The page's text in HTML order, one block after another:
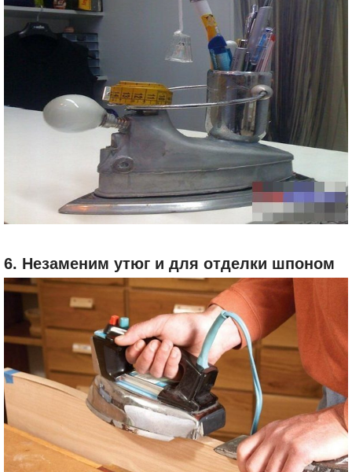
6. Незаменим утюг и для отделки шпоном